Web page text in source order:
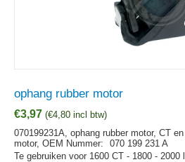
ophang rubber motor
€3,97 (€4,80 incl btw)
070199231A, ophang rubber motor, CT
motor, OEM Nummer:
070 199 231 A
Te gebruiken voor 1600 CT - 1800 - 2000